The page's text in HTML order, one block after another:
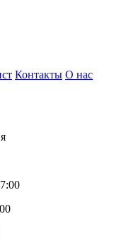
Контакты О нас